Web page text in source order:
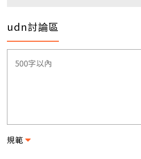
udn討論區
規範